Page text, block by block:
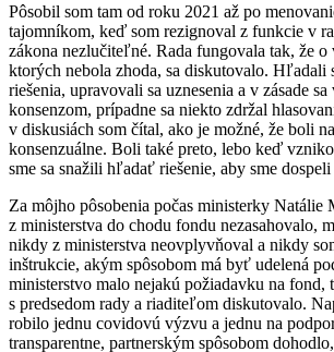
Pôsobil som tam od roku 2021 až po
tajomníkom, keď som rezignoval z funkcie v
zákona nezlučiteľné. Rada fungovala tak, že o
ktorých nebola zhoda, sa diskutovalo. Hľadali
riešenia, upravovali sa uznesenia a v zásade
konsenzom, prípadne sa niekto zdržal
v diskusiách som čítal, ako je možné, že boli
konsenzuálne. Boli také preto, lebo keď
sme sa snažili hľadať riešenie, aby sme
Za môjho pôsobenia počas ministerky Natálie
z ministerstva do chodu fondu nezasahovalo,
nikdy z ministerstva neovplyvňoval a nikdy
inštrukcie, akým spôsobom má byť udelená
ministerstvo malo nejakú požiadavku na fond,
s predsedom rady a riaditeľom diskutovalo.
robilo jednu covidovú výzvu a jednu na
transparentne, partnerským spôsobom